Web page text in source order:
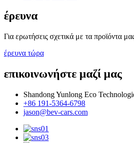
έρευνα
Για ερωτήσεις σχετικά με τα προϊόντα
έρευνα τώρα
επικοινωνήστε μαζί μας
Shandong Yunlong Eco
+86 191-5364-6798
jason@bev-cars.com